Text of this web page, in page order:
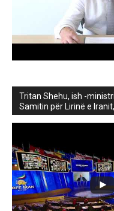
Tritan Shehu, ish -
Samitin për Lirinë e